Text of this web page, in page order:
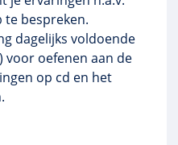
te bespreken.
dagelijks voldoende
voor oefenen aan de
op cd en het